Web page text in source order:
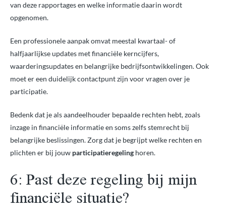
van deze rapportages en welke informatie daarin wordt
opgenomen.
Een professionele aanpak omvat meestal kwartaal- of
halfjaarlijkse updates met financiële kerncijfers,
waarderingsupdates en belangrijke bedrijfsontwikkelingen. Ook
moet er een duidelijk contactpunt zijn voor vragen over je
participatie.
Bedenk dat je als aandeelhouder bepaalde rechten hebt, zoals
inzage in financiële informatie en soms zelfs stemrecht bij
belangrijke beslissingen. Zorg dat je begrijpt welke rechten en
plichten er bij jouw participatieregeling horen.
6: Past deze regeling bij mijn
financiële situatie?